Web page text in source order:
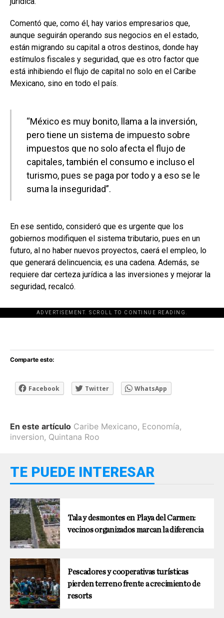
Comentó que, como él, hay varios empresarios que,
aunque seguirán operando sus negocios en el estado,
están migrando su capital a otros destinos, donde hay
estímulos fiscales y seguridad, que es otro factor que
está inhibiendo el flujo de capital no solo en el Caribe
Mexicano, sino en todo el país.
“México es muy bonito, llama a la inversión,
pero tiene un sistema de impuesto sobre
impuestos que no solo afecta el flujo de
capitales, también el consumo e incluso el
turismo, pues se paga por todo y a eso se le
suma la inseguridad”.
En ese sentido, consideró que es urgente que los
gobiernos modifiquen el sistema tributario, pues en un
futuro, al no haber nuevos proyectos, caerá el empleo, lo
que generará delincuencia; es una cadena. Además, se
requiere dar certeza jurídica a las inversiones y mejorar la
seguridad, recalcó.
ADVERTISEMENT. SCROLL TO CONTINUE READING.
[adsforwp id="243463"]
Comparte esto:
Facebook Twitter WhatsApp
En este artículo Caribe Mexicano, Economía,
inversion, Quintana Roo
TE PUEDE INTERESAR
Tala y desmontes en Playa del Carmen:
vecinos organizados marcan la diferencia
Pescadores y cooperativas turísticas
pierden terreno frente a crecimiento de
resorts